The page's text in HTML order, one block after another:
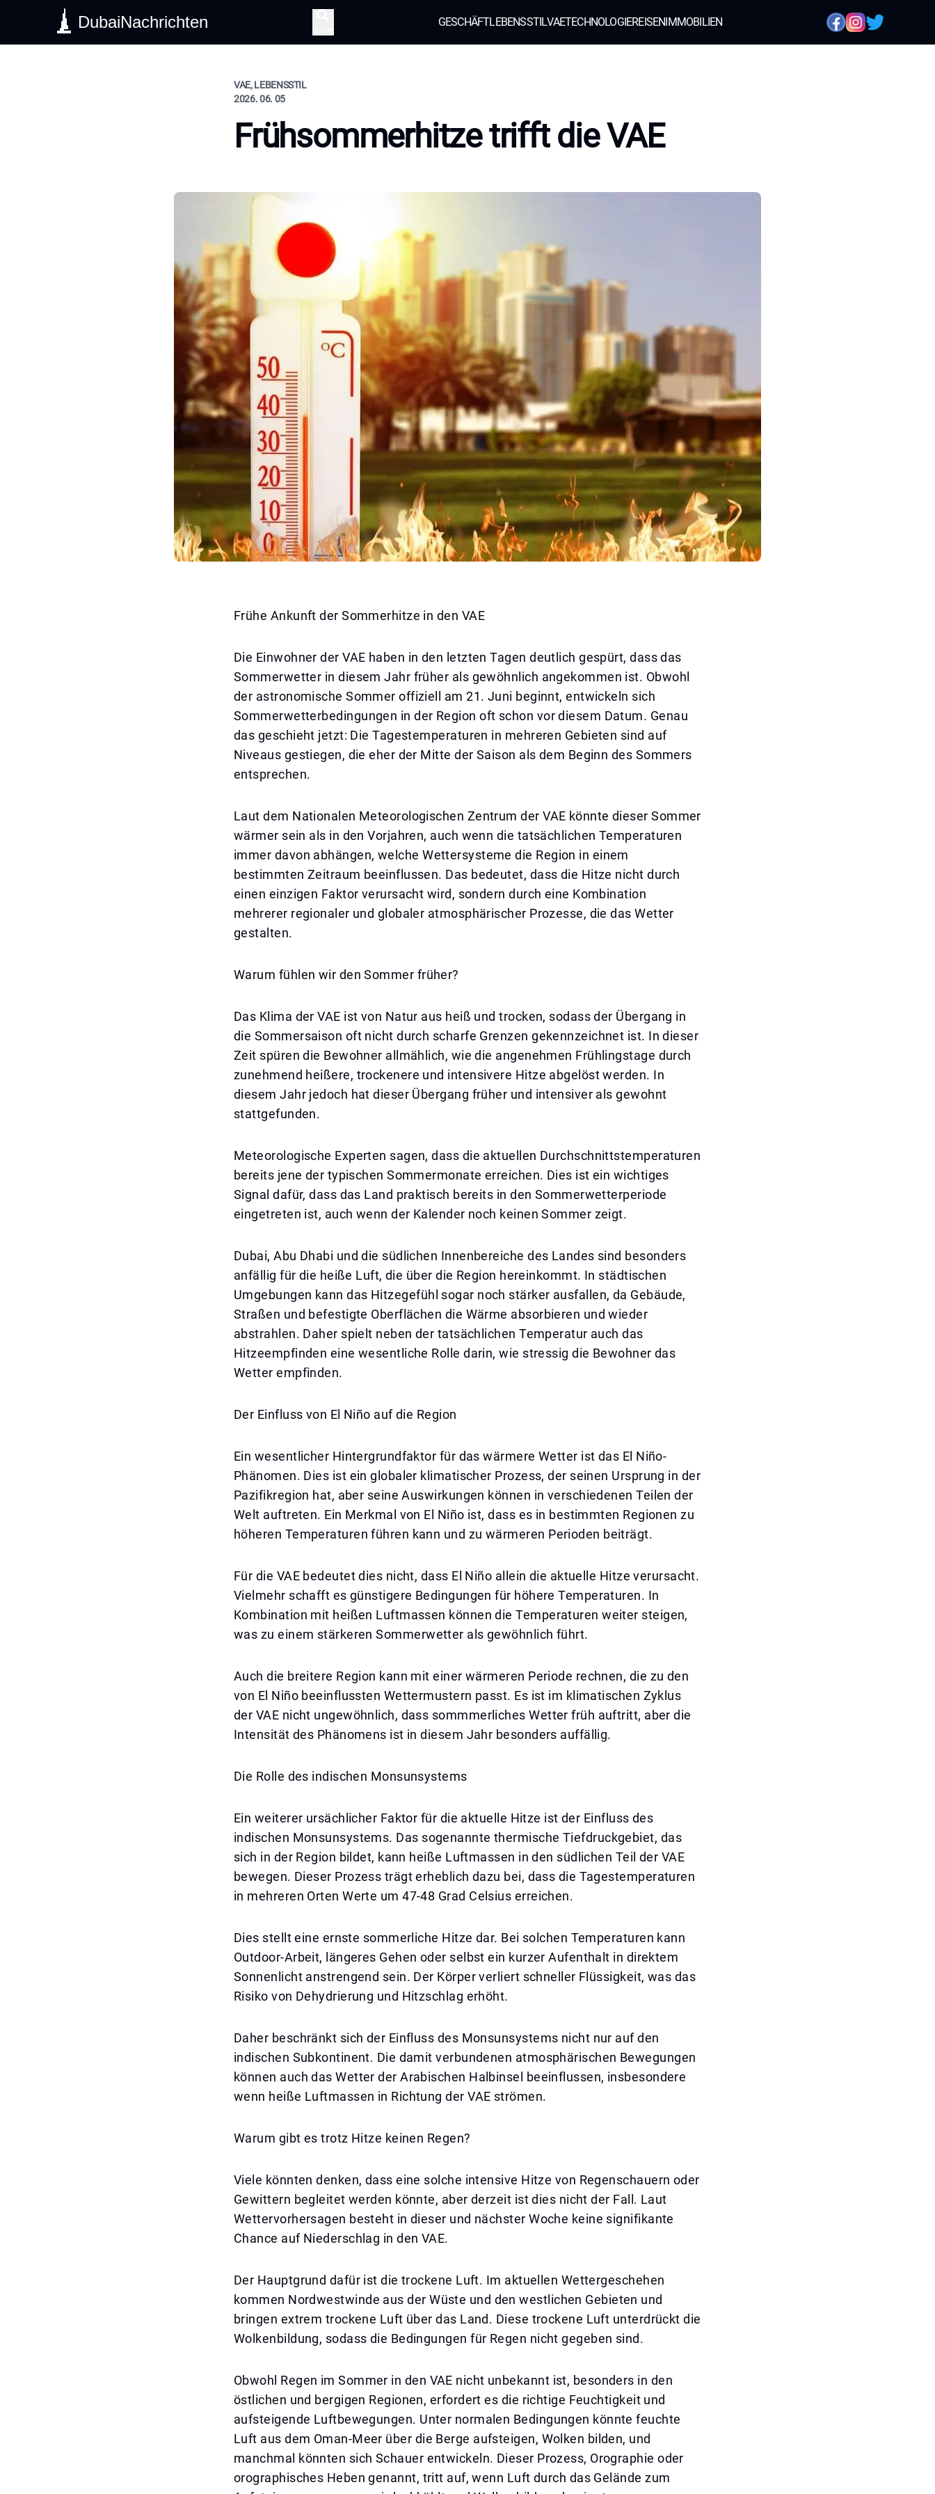
DubaiNachrichten GESCHÄFTLEBENSSTILVAETECHNOLOGIEREISENIMMOBILIEN
VAE, LEBENSSTIL
2026. 06. 05
Frühsommerhitze trifft die VAE
Frühe Ankunft der Sommerhitze in den VAE
Die Einwohner der VAE haben in den letzten Tagen deutlich gespürt, dass das
Sommerwetter in diesem Jahr früher als gewöhnlich angekommen ist. Obwohl
der astronomische Sommer offiziell am 21. Juni beginnt, entwickeln sich
Sommerwetterbedingungen in der Region oft schon vor diesem Datum. Genau
das geschieht jetzt: Die Tagestemperaturen in mehreren Gebieten sind auf
Niveaus gestiegen, die eher der Mitte der Saison als dem Beginn des Sommers
entsprechen.
Laut dem Nationalen Meteorologischen Zentrum der VAE könnte dieser Sommer
wärmer sein als in den Vorjahren, auch wenn die tatsächlichen Temperaturen
immer davon abhängen, welche Wettersysteme die Region in einem
bestimmten Zeitraum beeinflussen. Das bedeutet, dass die Hitze nicht durch
einen einzigen Faktor verursacht wird, sondern durch eine Kombination
mehrerer regionaler und globaler atmosphärischer Prozesse, die das Wetter
gestalten.
Warum fühlen wir den Sommer früher?
Das Klima der VAE ist von Natur aus heiß und trocken, sodass der Übergang in
die Sommersaison oft nicht durch scharfe Grenzen gekennzeichnet ist. In dieser
Zeit spüren die Bewohner allmählich, wie die angenehmen Frühlingstage durch
zunehmend heißere, trockenere und intensivere Hitze abgelöst werden. In
diesem Jahr jedoch hat dieser Übergang früher und intensiver als gewohnt
stattgefunden.
Meteorologische Experten sagen, dass die aktuellen Durchschnittstemperaturen
bereits jene der typischen Sommermonate erreichen. Dies ist ein wichtiges
Signal dafür, dass das Land praktisch bereits in den Sommerwetterperiode
eingetreten ist, auch wenn der Kalender noch keinen Sommer zeigt.
Dubai, Abu Dhabi und die südlichen Innenbereiche des Landes sind besonders
anfällig für die heiße Luft, die über die Region hereinkommt. In städtischen
Umgebungen kann das Hitzegefühl sogar noch stärker ausfallen, da Gebäude,
Straßen und befestigte Oberflächen die Wärme absorbieren und wieder
abstrahlen. Daher spielt neben der tatsächlichen Temperatur auch das
Hitzeempfinden eine wesentliche Rolle darin, wie stressig die Bewohner das
Wetter empfinden.
Der Einfluss von El Niño auf die Region
Ein wesentlicher Hintergrundfaktor für das wärmere Wetter ist das El Niño-
Phänomen. Dies ist ein globaler klimatischer Prozess, der seinen Ursprung in der
Pazifikregion hat, aber seine Auswirkungen können in verschiedenen Teilen der
Welt auftreten. Ein Merkmal von El Niño ist, dass es in bestimmten Regionen zu
höheren Temperaturen führen kann und zu wärmeren Perioden beiträgt.
Für die VAE bedeutet dies nicht, dass El Niño allein die aktuelle Hitze verursacht.
Vielmehr schafft es günstigere Bedingungen für höhere Temperaturen. In
Kombination mit heißen Luftmassen können die Temperaturen weiter steigen,
was zu einem stärkeren Sommerwetter als gewöhnlich führt.
Auch die breitere Region kann mit einer wärmeren Periode rechnen, die zu den
von El Niño beeinflussten Wettermustern passt. Es ist im klimatischen Zyklus
der VAE nicht ungewöhnlich, dass sommmerliches Wetter früh auftritt, aber die
Intensität des Phänomens ist in diesem Jahr besonders auffällig.
Die Rolle des indischen Monsunsystems
Ein weiterer ursächlicher Faktor für die aktuelle Hitze ist der Einfluss des
indischen Monsunsystems. Das sogenannte thermische Tiefdruckgebiet, das
sich in der Region bildet, kann heiße Luftmassen in den südlichen Teil der VAE
bewegen. Dieser Prozess trägt erheblich dazu bei, dass die Tagestemperaturen
in mehreren Orten Werte um 47-48 Grad Celsius erreichen.
Dies stellt eine ernste sommerliche Hitze dar. Bei solchen Temperaturen kann
Outdoor-Arbeit, längeres Gehen oder selbst ein kurzer Aufenthalt in direktem
Sonnenlicht anstrengend sein. Der Körper verliert schneller Flüssigkeit, was das
Risiko von Dehydrierung und Hitzschlag erhöht.
Daher beschränkt sich der Einfluss des Monsunsystems nicht nur auf den
indischen Subkontinent. Die damit verbundenen atmosphärischen Bewegungen
können auch das Wetter der Arabischen Halbinsel beeinflussen, insbesondere
wenn heiße Luftmassen in Richtung der VAE strömen.
Warum gibt es trotz Hitze keinen Regen?
Viele könnten denken, dass eine solche intensive Hitze von Regenschauern oder
Gewittern begleitet werden könnte, aber derzeit ist dies nicht der Fall. Laut
Wettervorhersagen besteht in dieser und nächster Woche keine signifikante
Chance auf Niederschlag in den VAE.
Der Hauptgrund dafür ist die trockene Luft. Im aktuellen Wettergeschehen
kommen Nordwestwinde aus der Wüste und den westlichen Gebieten und
bringen extrem trockene Luft über das Land. Diese trockene Luft unterdrückt die
Wolkenbildung, sodass die Bedingungen für Regen nicht gegeben sind.
Obwohl Regen im Sommer in den VAE nicht unbekannt ist, besonders in den
östlichen und bergigen Regionen, erfordert es die richtige Feuchtigkeit und
aufsteigende Luftbewegungen. Unter normalen Bedingungen könnte feuchte
Luft aus dem Oman-Meer über die Berge aufsteigen, Wolken bilden, und
manchmal könnten sich Schauer entwickeln. Dieser Prozess, Orographie oder
orographisches Heben genannt, tritt auf, wenn Luft durch das Gelände zum